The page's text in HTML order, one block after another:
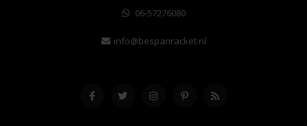
06-57276080
info@bespanracket.nl